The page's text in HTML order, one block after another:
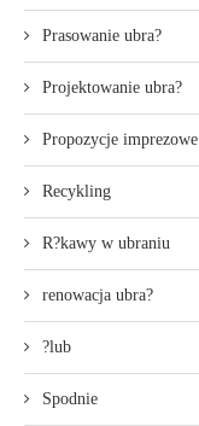
Prasowanie ubra?
Projektowanie ubra?
Propozycje imprezowe
Recykling
R?kawy w ubraniu
renowacja ubra?
?lub
Spodnie